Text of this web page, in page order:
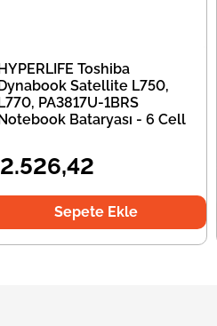
Toshiba
Satellite L750,
PA3817U-1BRS
Bataryası - 6 Cell
Sepete Ekle